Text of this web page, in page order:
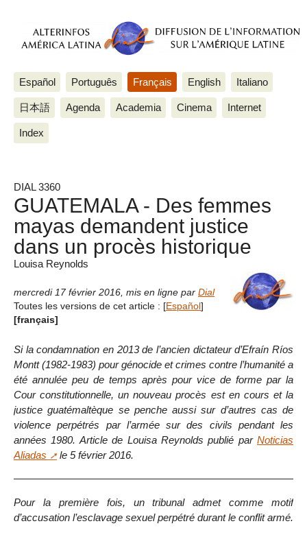
Español Português Français English Italiano
日本語 Agenda Academia Cinema Internet
Index
DIAL 3360
GUATEMALA - Des femmes
mayas demandent justice
dans un procès historique
Louisa Reynolds
mercredi 17 février 2016 mis en ligne par Dial
Toutes les versions de cet article : [Español]
[français]
Si la condamnation en 2013 de l’ancien dictateur d’Efraín Ríos
Montt (1982-1983) pour génocide et crimes contre l’humanité a
été annulée peu de temps après pour vice de forme par la
Cour constitutionnelle, un nouveau procès est en cours et la
justice guatémaltèque se penche aussi sur d’autres cas de
violence perpétrés par l’armée sur des civils pendant les
années 1980. Article de Louisa Reynolds publié par Noticias
Aliadas
le 5 février 2016.
Pour la première fois, un tribunal admet comme motif
d’accusation l’esclavage sexuel perpétré durant le conflit armé.